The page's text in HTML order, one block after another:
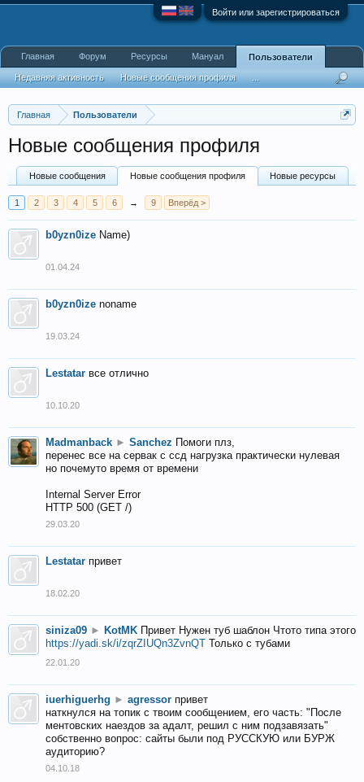
Войти или зарегистрироваться
Главная Пользователи
Новые сообщения профиля
Новые сообщения Новые сообщения профиля Новые ресурсы
1 2 3 4 5 6 → 9 Вперёд >
b0yzn0ize Name)
01.04.24
b0yzn0ize noname
19.03.24
Lestatar все отлично
10.10.20
Madmanback ► Sanchez Помоги плз,
перенес все на сервак с ссд нагрузка практически нулевая
но почемуто время от времени
Internal Server Error
HTTP 500 (GET /)
29.03.20
Lestatar привет
18.02.20
siniza09 ► KotMK Привет Нужен туб шаблон Чтото типа этого
https://yadi.sk/i/zqrZIUQn3ZvnQT Только с тубами
22.01.20
iuerhiguerhg ► agressor привет
наткнулся на топик с твоим сообщением, его часть: "После
ментовских наездов за адалт, решил с ним подзавязать"
собственно вопрос: сайты были под РУССКУЮ или БУРЖ
аудиторию?
04.10.18
Главная Форум Ресурсы Мануал Пользователи
Недавняя активность Новые сообщения профиля